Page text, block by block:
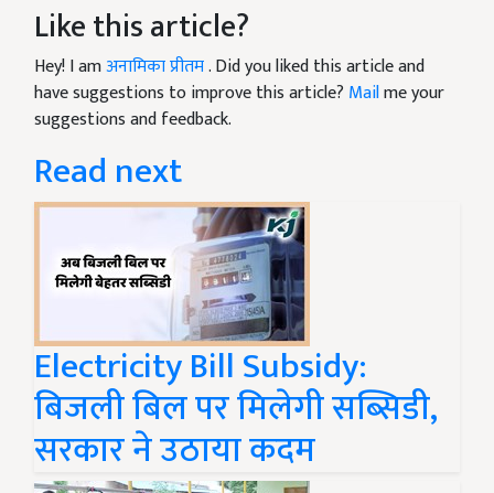
Like this article?
Hey! I amअनामिका प्रीतम. Did you liked this article and
have suggestions to improve this article? Mailme your
suggestions and feedback.
Read next
Electricity Bill Subsidy:
बिजली बिल पर मिलेगी सब्सिडी,
सरकार ने उठाया कदम